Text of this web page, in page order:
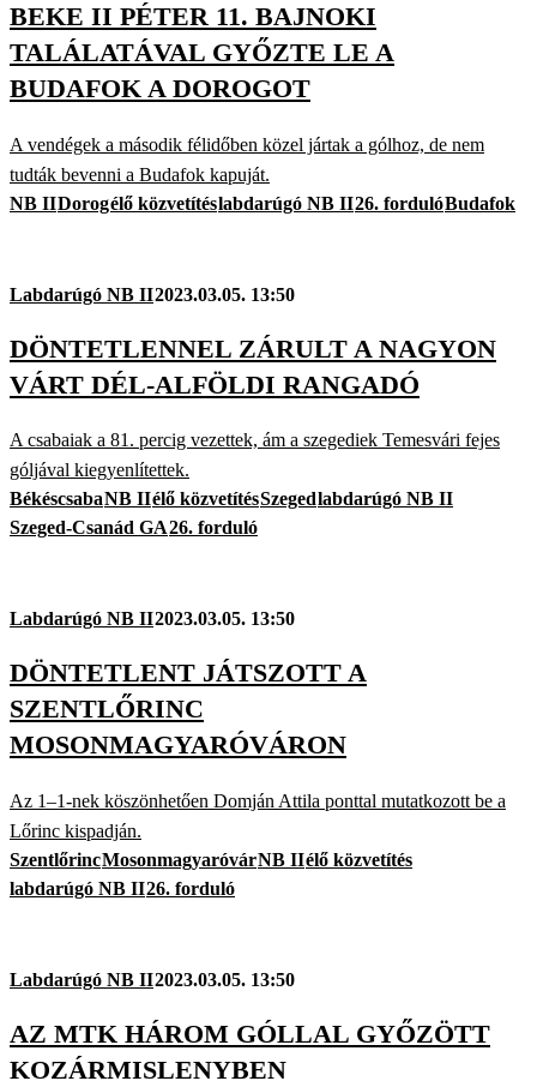
BEKE II PÉTER 11. BAJNOKI
TALÁLATÁVAL GYŐZTE LE A
BUDAFOK A DOROGOT
A vendégek a második félidőben közel jártak a gólhoz, de nem
tudták bevenni a Budafok kapuját.
NB IIDorogélő közvetítéslabdarúgó NB II26. fordulóBudafok
Labdarúgó NB II2023.03.05. 13:50
DÖNTETLENNEL ZÁRULT A NAGYON
VÁRT DÉL-ALFÖLDI RANGADÓ
A csabaiak a 81. percig vezettek, ám a szegediek Temesvári fejes
góljával kiegyenlítettek.
BékéscsabaNB IIélő közvetítésSzegedlabdarúgó NB II
Szeged-Csanád GA26. forduló
Labdarúgó NB II2023.03.05. 13:50
DÖNTETLENT JÁTSZOTT A
SZENTLŐRINC
MOSONMAGYARÓVÁRON
Az 1–1-nek köszönhetően Domján Attila ponttal mutatkozott be a
Lőrinc kispadján.
SzentlőrincMosonmagyaróvárNB IIélő közvetítés
labdarúgó NB II26. forduló
Labdarúgó NB II2023.03.05. 13:50
AZ MTK HÁROM GÓLLAL GYŐZÖTT
KOZÁRMISLENYBEN